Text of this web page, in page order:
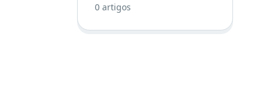
0 artigos